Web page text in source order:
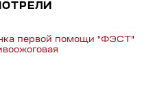
первой помощи "ФЭСТ"